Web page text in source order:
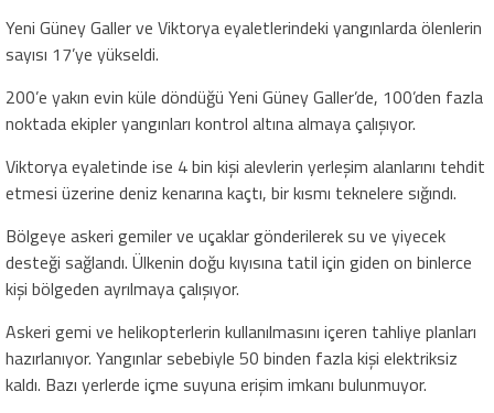
Yeni Güney Galler ve Viktorya eyaletlerindeki yangınlarda ölenlerin
sayısı 17’ye yükseldi.
200’e yakın evin küle döndüğü Yeni Güney Galler’de, 100’den fazla
noktada ekipler yangınları kontrol altına almaya çalışıyor.
Viktorya eyaletinde ise 4 bin kişi alevlerin yerleşim alanlarını tehdit
etmesi üzerine deniz kenarına kaçtı, bir kısmı teknelere sığındı.
Bölgeye askeri gemiler ve uçaklar gönderilerek su ve yiyecek
desteği sağlandı. Ülkenin doğu kıyısına tatil için giden on binlerce
kişi bölgeden ayrılmaya çalışıyor.
Askeri gemi ve helikopterlerin kullanılmasını içeren tahliye planları
hazırlanıyor. Yangınlar sebebiyle 50 binden fazla kişi elektriksiz
kaldı. Bazı yerlerde içme suyuna erişim imkanı bulunmuyor.